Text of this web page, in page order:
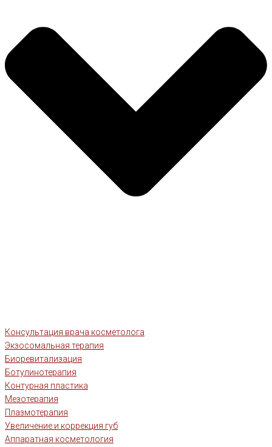
Консультация врача косметолога
Экзосомальная терапия
Биоревитализация
Ботулинотерапия
Контурная пластика
Мезотерапия
Плазмотерапия
Увеличение и коррекция губ
Аппаратная косметология